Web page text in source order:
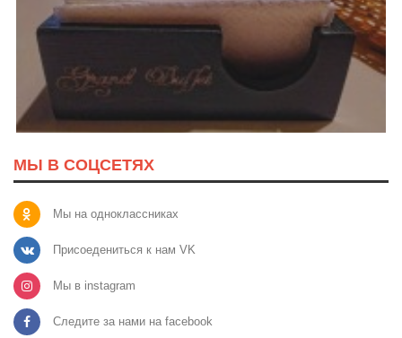
МЫ В СОЦСЕТЯХ
Мы на одноклассниках
Присоедениться к нам VK
Мы в instagram
Следите за нами на facebook